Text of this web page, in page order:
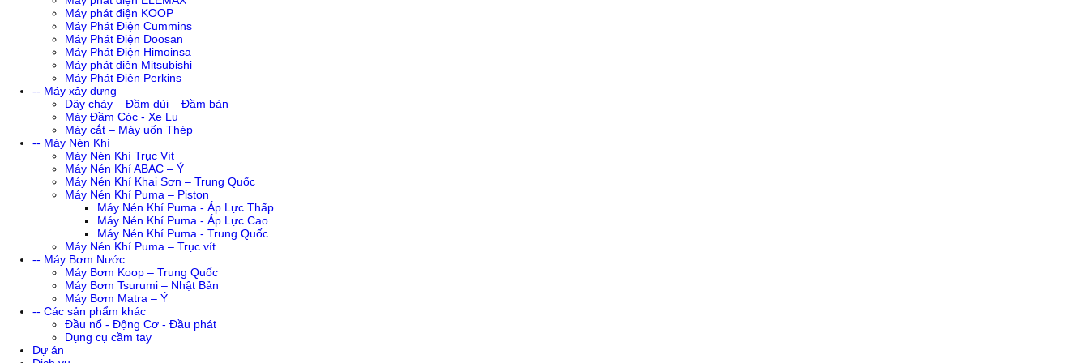
Máy phát điện KOOP
Máy Phát Điện Cummins
Máy Phát Điện Doosan
Máy Phát Điện Himoinsa
Máy phát điện Mitsubishi
Máy Phát Điện Perkins
-- Máy xây dựng
Dây chày – Đầm dùi – Đầm bàn
Máy Đầm Cóc - Xe Lu
Máy cắt – Máy uốn Thép
-- Máy Nén Khí
Máy Nén Khí Trục Vít
Máy Nén Khí ABAC – Ý
Máy Nén Khí Khai Sơn – Trung Quốc
Máy Nén Khí Puma – Piston
Máy Nén Khí Puma - Áp Lực Thấp
Máy Nén Khí Puma - Áp Lực Cao
Máy Nén Khí Puma - Trung Quốc
Máy Nén Khí Puma – Trục vít
-- Máy Bơm Nước
Máy Bơm Koop – Trung Quốc
Máy Bơm Tsurumi – Nhật Bản
Máy Bơm Matra – Ý
-- Các sản phẩm khác
Đầu nổ - Động Cơ - Đầu phát
Dụng cụ cầm tay
Dự án